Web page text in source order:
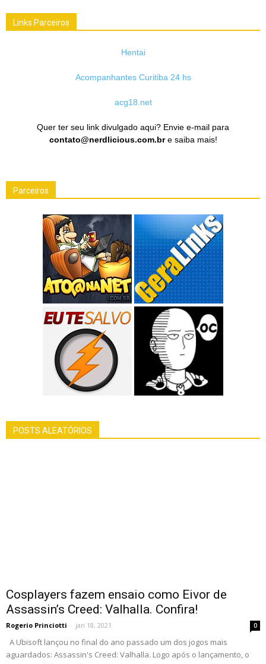
Links Parceiros
Hentai
Acompanhantes Curitiba 24 hs
acg18.net
Quer ter seu link divulgado aqui? Envie e-mail para
contato@nerdlicious.com.bre saiba mais!
Parceiros
POSTS ALEATÓRIOS
Cosplayers fazem ensaio como Eivor de
Assassin’s Creed: Valhalla. Confira!
Rogerio Princiotti - jan 18, 2021 0
A Ubisoft lançou no final do ano passado um dos jogos mais
aguardados: Assassin's Creed: Valhalla. Logo após o lançamento, o